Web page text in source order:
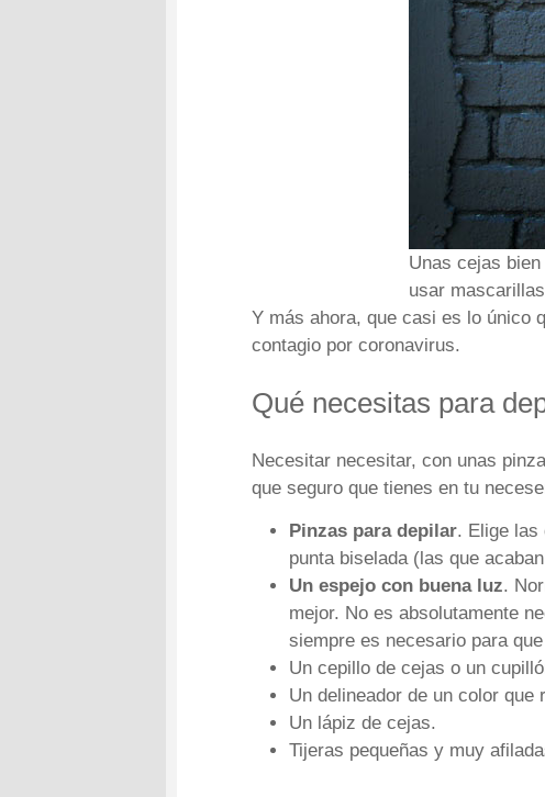
Unas cejas
usar
Y más ahora, que casi es lo único
contagio por coronavirus.
Qué necesitas para
Necesitar necesitar, con unas
que seguro que tienes en tu
Pinzas para depilar. Elige las
punta biselada (las que
Un espejo con buena luz.
mejor. No es absolutamente
siempre es necesario para
Un cepillo de cejas o un
Un delineador de un color que
Un lápiz de cejas.
Tijeras pequeñas y muy